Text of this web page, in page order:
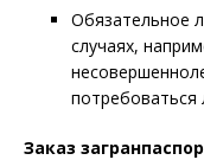
Обязательное
случаях,
потребоваться
Заказ